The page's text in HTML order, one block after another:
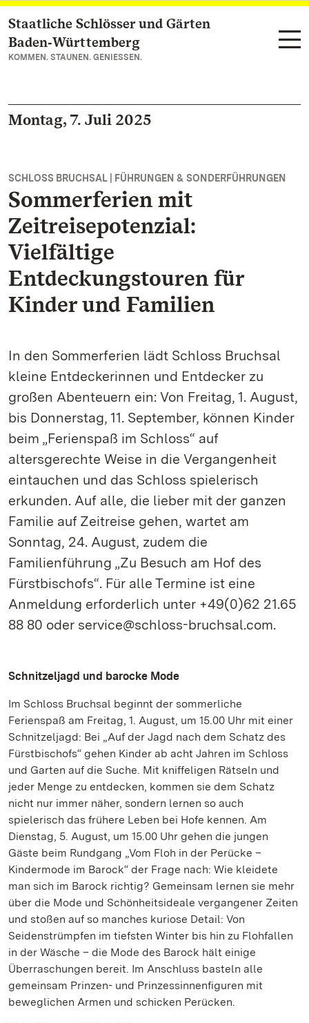
Zum Hauptinhalt springen
Staatliche Schlösser und Gärten
Baden‑Württemberg
KOMMEN. STAUNEN. GENIESSEN.
Montag, 7. Juli 2025
SCHLOSS BRUCHSAL | FÜHRUNGEN & SONDERFÜHRUNGEN
Sommerferien mit
Zeitreisepotenzial:
Vielfältige
Entdeckungstouren für
Kinder und Familien
In den Sommerferien lädt Schloss Bruchsal
kleine Entdeckerinnen und Entdecker zu
großen Abenteuern ein: Von Freitag, 1. August,
bis Donnerstag, 11. September, können Kinder
beim „Ferienspaß im Schloss“ auf
altersgerechte Weise in die Vergangenheit
eintauchen und das Schloss spielerisch
erkunden. Auf alle, die lieber mit der ganzen
Familie auf Zeitreise gehen, wartet am
Sonntag, 24. August, zudem die
Familienführung „Zu Besuch am Hof des
Fürstbischofs“. Für alle Termine ist eine
Anmeldung erforderlich unter +49(0)62 21.65
88 80 oder service@schloss-bruchsal.com.
Schnitzeljagd und barocke Mode
Im Schloss Bruchsal beginnt der sommerliche
Ferienspaß am Freitag, 1. August, um 15.00 Uhr mit einer
Schnitzeljagd: Bei „Auf der Jagd nach dem Schatz des
Fürstbischofs“ gehen Kinder ab acht Jahren im Schloss
und Garten auf die Suche. Mit kniffeligen Rätseln und
jeder Menge zu entdecken, kommen sie dem Schatz
nicht nur immer näher, sondern lernen so auch
spielerisch das frühere Leben bei Hofe kennen. Am
Dienstag, 5. August, um 15.00 Uhr gehen die jungen
Gäste beim Rundgang „Vom Floh in der Perücke –
Kindermode im Barock“ der Frage nach: Wie kleidete
man sich im Barock richtig? Gemeinsam lernen sie mehr
über die Mode und Schönheitsideale vergangener Zeiten
und stoßen auf so manches kuriose Detail: Von
Seidenstrümpfen im tiefsten Winter bis hin zu Flohfallen
in der Wäsche – die Mode des Barock hält einige
Überraschungen bereit. Im Anschluss basteln alle
gemeinsam Prinzen- und Prinzessinnenfiguren mit
beweglichen Armen und schicken Perücken.